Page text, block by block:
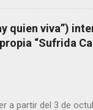
quien viva”)
“Sufrida
partir del 3 de